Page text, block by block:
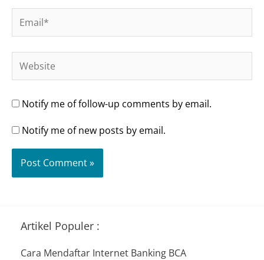
Email*
Website
Notify me of follow-up comments by email.
Notify me of new posts by email.
Artikel Populer :
Cara Mendaftar Internet Banking BCA